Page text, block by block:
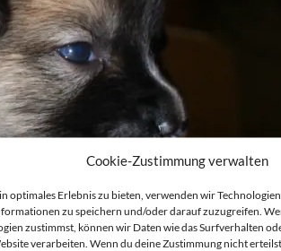
Cookie-Zustimmung verwalten
optimales Erlebnis zu bieten, verwenden wir
zu speichern und/oder darauf zuzugreifen.
zustimmst, können wir Daten wie das Surfverhalten
verarbeiten. Wenn du deine Zustimmung nicht